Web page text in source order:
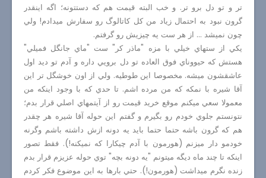
تر و تو دل برو تر. و خب البته قيمت هم كه دستتونه؛ اگه اينقدر
گرون نبود به احتمال زياد من كل كاتالوگ رو سفارش ميدادم! ولي
چون نميشد ... از هر ست يه چيزيش رو گرفتم.
يكي از ستهاي خيلي با مزه "ماذر كر" ست "ماي جانگل فميلي"
هستش كه حيووناي فوق العاده تو دل برويي داره و آدم تو ديد اول
عاشقشون ميشه. مخصوصا اين طوطيه. ولي از اون خوشگل تر اين
آقا شيره با نمكه كه من مرده اشم. تا حدي كه با وجود اينكه من
معمولا سعي ميكنم موقع خريد قيمت رو از آيتمهاي اصلي قرار بدم؛
نتونستم جلوي خودم رو بگيرم و گفتم اين حوله آقا شيره هر چقدر
هم كه گرون باشه حتما حتما بايد يه دونه ازش داشته باشم وگرنه
خودمو دار ميزنم (هورمون با آدم چيكارا كه نميكنه!). فقط تصور
اينكه تا چند ماه ديگه ميتونم "يه دونه بچه" توي حوله عزيزم قرار بدم
زنده نگرم ميداشت (هورمون!). حتي بارها به اين موضوع فكر كردم